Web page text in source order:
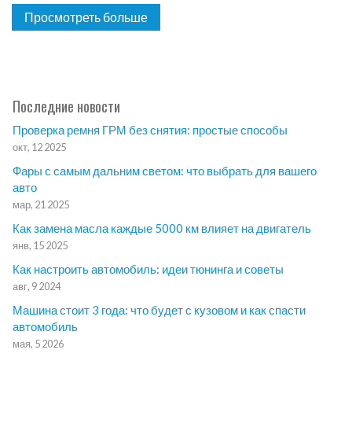
Просмотреть больше
Последние новости
Проверка ремня ГРМ без снятия: простые способы
окт, 12 2025
Фары с самым дальним светом: что выбрать для вашего
авто
мар, 21 2025
Как замена масла каждые 5000 км влияет на двигатель
янв, 15 2025
Как настроить автомобиль: идеи тюнинга и советы
авг, 9 2024
Машина стоит 3 года: что будет с кузовом и как спасти
автомобиль
мая, 5 2026